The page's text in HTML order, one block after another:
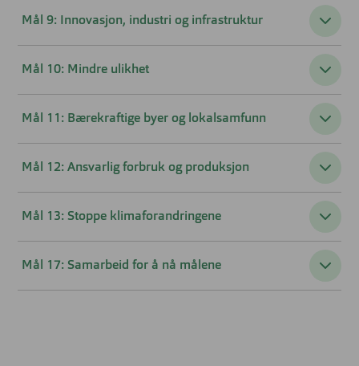
Mål 9: Innovasjon, industri og infrastruktur
Mål 10: Mindre ulikhet
Mål 11: Bærekraftige byer og lokalsamfunn
Mål 12: Ansvarlig forbruk og produksjon
Mål 13: Stoppe klimaforandringene
Mål 17: Samarbeid for å nå målene